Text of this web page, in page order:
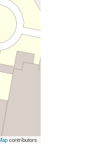
contributors